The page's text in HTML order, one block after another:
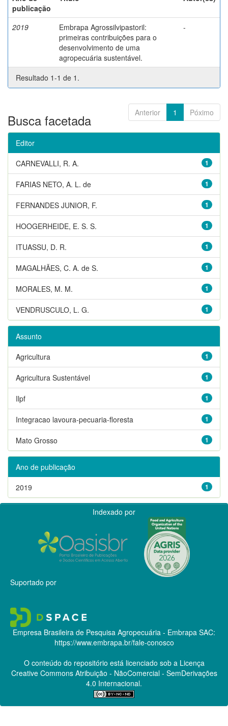
publicação
2019
Embrapa Agrossilvipastoril:
primeiras contribuições para o
desenvolvimento de uma
agropecuária sustentável.
-
Resultado 1-1 de 1.
Anterior 1 Póximo
Busca facetada
Editor
1
CARNEVALLI, R. A.
1
FARIAS NETO, A. L. de
1
FERNANDES JUNIOR, F.
1
HOOGERHEIDE, E. S. S.
1
ITUASSU, D. R.
1
MAGALHÃES, C. A. de S.
1
MORALES, M. M.
1
VENDRUSCULO, L. G.
Assunto
1
Agricultura
1
Agricultura Sustentável
1
Ilpf
1
Integracao lavoura-pecuaria-floresta
1
Mato Grosso
Ano de publicação
1
2019
Indexado por
Suportado por
Empresa Brasileira de Pesquisa Agropecuária - Embrapa SAC:
https://www.embrapa.br/fale-conosco
O conteúdo do repositório está licenciado sob a Licença
Creative CommonsAtribuição - NãoComercial - SemDerivações
4.0 Internacional.